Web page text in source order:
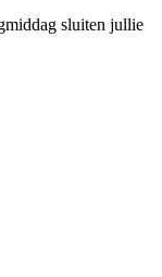
sluiten jullie